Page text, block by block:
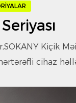
SOKANY Kiçik
cihaz